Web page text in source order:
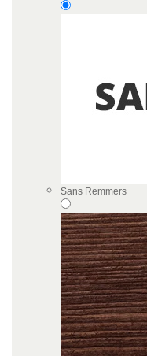
Sans Remmers